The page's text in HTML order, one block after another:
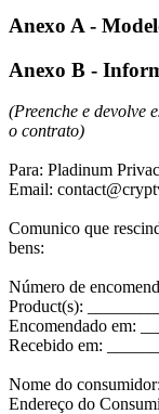
Anexo A -
Anexo B -
(Preenche e devolve
o contrato)
Para: Pladinum
Email:
Comunico que
bens:
Número de
Product(s):
Encomendado em:
Recebido em:
Nome do
Endereço do